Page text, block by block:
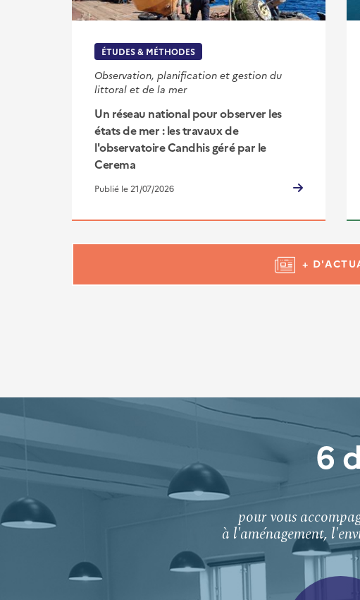
ÉTUDES & MÉTHODES
Observation, planification et gestion du
littoral et de la mer
Un réseau national pour observer les
états de mer : les travaux de
l'observatoire Candhis géré par le
Cerema
Publié le 21/07/2026
+
6
pour vous
à l'aménagement,